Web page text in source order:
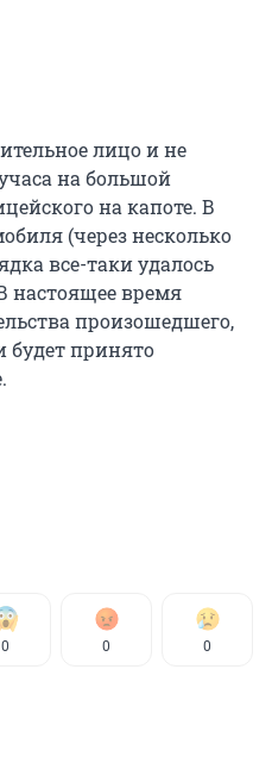
лицо и не
на большой
на капоте. В
(через несколько
все-таки удалось
настоящее время
произошедшего,
будет принято
0 0 0